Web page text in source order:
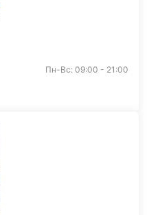
Пн-Вс: 09:00 - 21:00